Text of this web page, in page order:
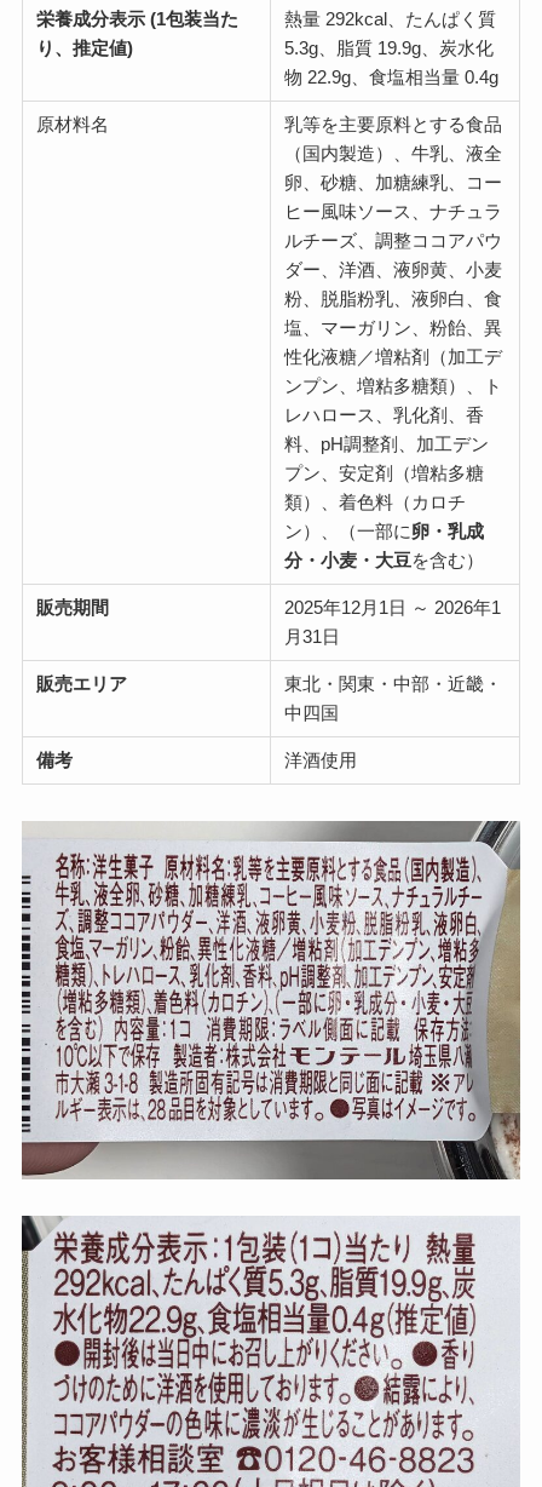
栄養成分表示 (1包装当た
り、推定値)
熱量 292kcal、たんぱく質
5.3g、脂質 19.9g、炭水化
物 22.9g、食塩相当量 0.4g
原材料名
乳等を主要原料とする食品
（国内製造）、牛乳、液全
卵、砂糖、加糖練乳、コー
ヒー風味ソース、ナチュラ
ルチーズ、調整ココアパウ
ダー、洋酒、液卵黄、小麦
粉、脱脂粉乳、液卵白、食
塩、マーガリン、粉飴、異
性化液糖／増粘剤（加工デ
ンプン、増粘多糖類）、ト
レハロース、乳化剤、香
料、pH調整剤、加工デン
プン、安定剤（増粘多糖
類）、着色料（カロチ
ン）、（一部に卵・乳成
分・小麦・大豆を含む）
販売期間
2025年12月1日 ～ 2026年1
月31日
販売エリア
東北・関東・中部・近畿・
中四国
備考 洋酒使用